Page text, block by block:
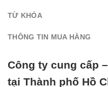
TỪ KHÓA
THÔNG TIN MUA HÀNG
Công ty cung cấp
tại Thành phố Hồ